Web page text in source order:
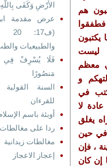
الأَرْضِ وَكَفَى بِاللَّهِ
والطبيعيات
فَلَا يُسْرِفْ فِي
مَنصُورًا
السنة
للقرءان
أوبئة باسم
ردا على
مغالطات زيدانية
إعجاز الاعجاز
هم
يكتبون
ليست
معظم
و
في
لا
يغلق
في حين
، فإن
إن كان